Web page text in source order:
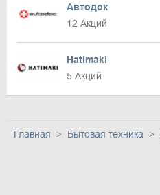
Автодок
12 Акций
Hatimaki
5 Акций
Главная Бытовая техника